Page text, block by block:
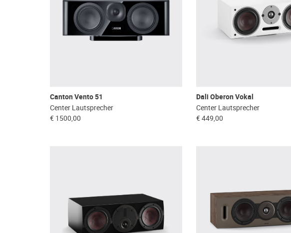
Canton Vento 51
Center Lautsprecher
€ 1500,00
Dali Oberon Vokal
Center Lautsprecher
€ 449,00